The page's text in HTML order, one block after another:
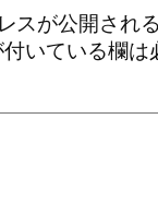
スが公開され
付いている欄は